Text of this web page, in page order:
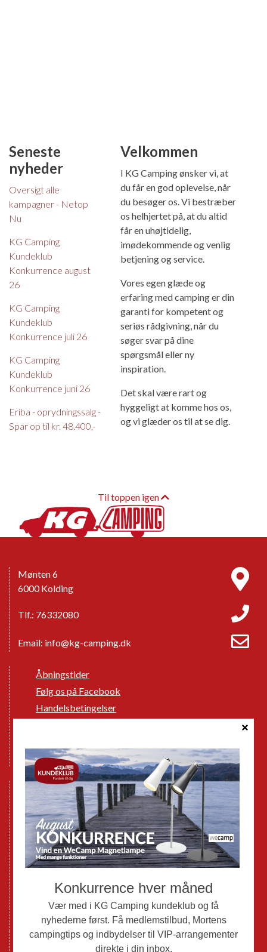
Seneste
nyheder
Oversigt alle
kampagner - Netop
Nu
KG Camping
Kundeklub
Konkurrence august
26
KG Camping
Kundeklub
Konkurrence juli 26
KG Camping
Kundeklub
Konkurrence juni 26
Eriba - oprydningssalg -
Spar op til kr. 48.400,-
Velkommen
I KG Camping ønsker vi, at
du får en god oplevelse, når
du besøger os. Vi bestræber
os helhjertet på, at du altid
får en uhøjtidelig,
imødekommende og venlig
betjening og service.
Vores egen glæde og
erfaring med camping er din
garanti for kompetent og
seriøs rådgivning, når du
søger svar på dine
spørgsmål eller ny
inspiration.
Det skal være rart og
hyggeligt at komme hos os,
og vi glæder os til at se dig.
Til toppen igen
Mønten 6
6000 Kolding
Tlf.: 76332080
Email: info@kg-camping.dk
Åbningstider
Følg os på Facebook
Handelsbetingelser
GPDR - Optagelse af foto og video
Nye Campingvogne
Nye Autocampere og Vans
Brugte Campingvogne
Brugte Autocampere og Vans
Webshop
Mortens Campingtips
KG Camping Kundeklub
Nyheder
Adria